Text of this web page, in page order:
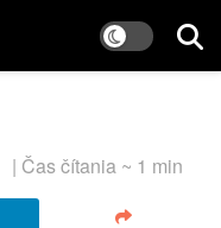
| Čas čítania ~ 1 min